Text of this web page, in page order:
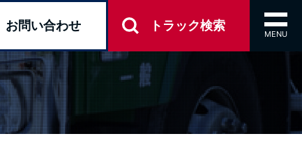
MENU
お問い合わせ トラック検索